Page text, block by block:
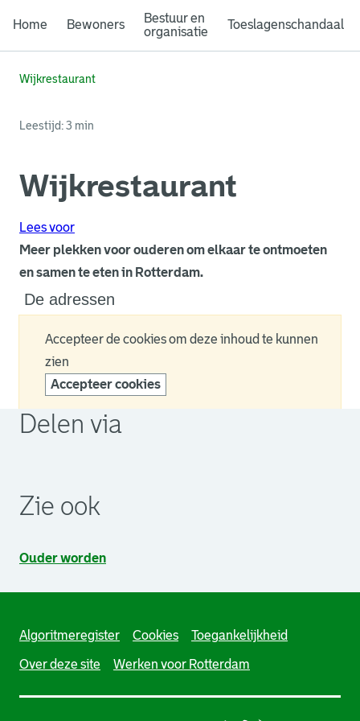
Home Bewoners
Bestuur en
organisatie
Toeslagenschandaal
Wijkrestaurant
Leestijd: 3 min
Wijkrestaurant
Lees voor
Meer plekken voor ouderen om elkaar te ontmoeten
en samen te eten in Rotterdam.
De adressen
Accepteer de cookies om deze inhoud te kunnen
zien
Accepteer cookies
Delen via
Zie ook
Ouder worden
Algoritmeregister Cookies Toegankelijkheid
Over deze site Werken voor Rotterdam